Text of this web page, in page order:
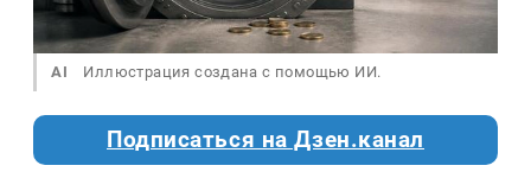
AI Иллюстрация создана с помощью ИИ.
Подписаться на Дзен.канал